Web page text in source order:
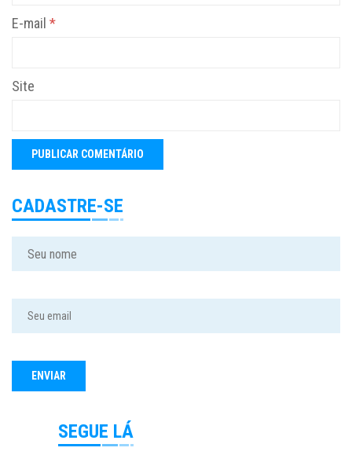
E-mail *
Site
CADASTRE-SE
SEGUE LÁ